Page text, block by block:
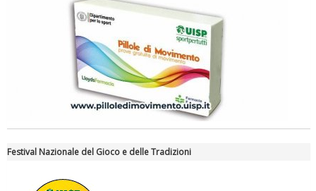
Tiziano Pesce a Radio InBlu2000 traccia il bilancio della stagione
Festival Nazionale del Gioco e delle Tradizioni